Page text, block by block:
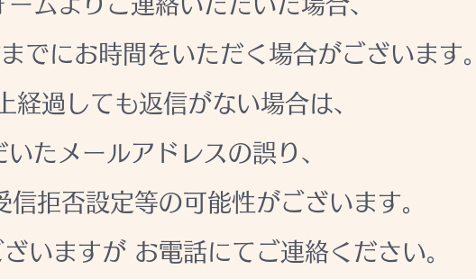
でにお時間をいただく場合がございます。
経過しても返信がない場合は、
たメールアドレスの誤り、
拒否設定等の可能性がございます。
いますが お電話にてご連絡ください。